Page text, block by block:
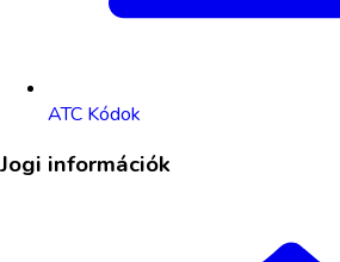
ATC Kódok
Jogi információk